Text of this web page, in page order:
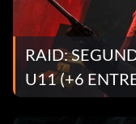
RAID:
U11 (+6